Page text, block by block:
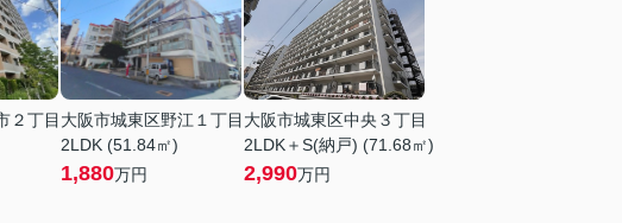
２丁目 大阪市城東区野江１丁目
2LDK (51.84㎡)
1,880万円
大阪市城東区中央３丁目
2LDK＋S(納戸) (71.68㎡)
2,990万円